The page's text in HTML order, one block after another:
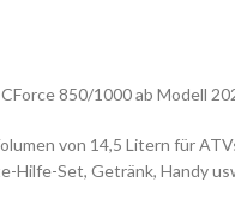
850/1000 ab Modell
von 14,5 Litern für
Hilfe-Set, Getränk, Handy